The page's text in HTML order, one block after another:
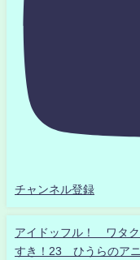
チャンネル登録
アイドッフル！ ワタ
すき！23 ひうらのア